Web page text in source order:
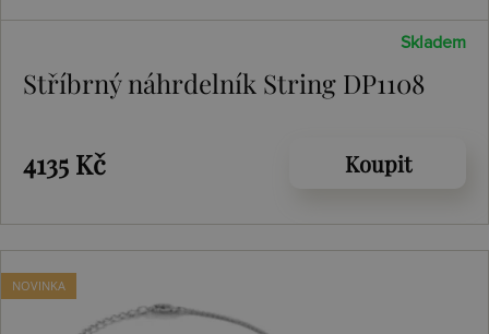
Skladem
Stříbrný náhrdelník String DP1108
4135 Kč Koupit
NOVINKA